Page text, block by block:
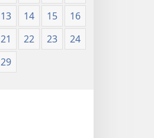
13 14 15
16
21 22 23
24
29